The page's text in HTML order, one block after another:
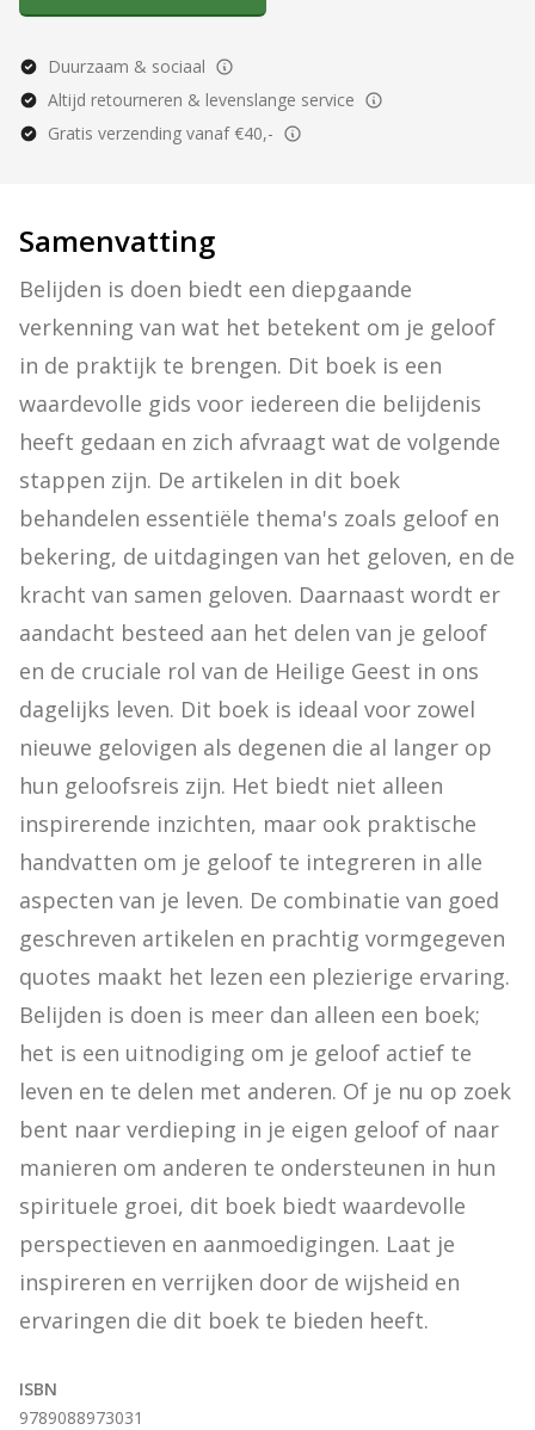
Duurzaam & sociaal
Altijd retourneren & levenslange service
Gratis verzending vanaf €40,-
Samenvatting
Belijden is doen biedt een diepgaande
verkenning van wat het betekent om je geloof
in de praktijk te brengen. Dit boek is een
waardevolle gids voor iedereen die belijdenis
heeft gedaan en zich afvraagt wat de volgende
stappen zijn. De artikelen in dit boek
behandelen essentiële thema's zoals geloof en
bekering, de uitdagingen van het geloven, en de
kracht van samen geloven. Daarnaast wordt er
aandacht besteed aan het delen van je geloof
en de cruciale rol van de Heilige Geest in ons
dagelijks leven. Dit boek is ideaal voor zowel
nieuwe gelovigen als degenen die al langer op
hun geloofsreis zijn. Het biedt niet alleen
inspirerende inzichten, maar ook praktische
handvatten om je geloof te integreren in alle
aspecten van je leven. De combinatie van goed
geschreven artikelen en prachtig vormgegeven
quotes maakt het lezen een plezierige ervaring.
Belijden is doen is meer dan alleen een boek;
het is een uitnodiging om je geloof actief te
leven en te delen met anderen. Of je nu op zoek
bent naar verdieping in je eigen geloof of naar
manieren om anderen te ondersteunen in hun
spirituele groei, dit boek biedt waardevolle
perspectieven en aanmoedigingen. Laat je
inspireren en verrijken door de wijsheid en
ervaringen die dit boek te bieden heeft.
ISBN
9789088973031